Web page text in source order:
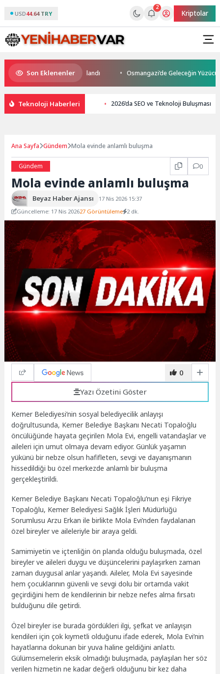
USD44.64 TRY
2
Kriptolar
Son Eklenenler
Yolculuğuna Uğurlandı Osmangazi’de Geleceğin Yüzücüleri
Teknoloji Haberleri 2026’da SEO ve Teknoloji Buluşması
Ana Sayfa Gündem Mola evinde anlamlı buluşma
Gündem 0
Mola evinde anlamlı buluşma
Beyaz Haber Ajansı
17 Nis 2026 15:37
Güncelleme: 17 Nis 202627 Görüntüleme 2 dk.
0
Yazı Özetini Göster
Kemer Belediyesi’nin sosyal belediyecilik anlayışı
doğrultusunda, Kemer Belediye Başkanı Necati Topaloğlu
öncülüğünde hayata geçirilen Mola Evi, engelli vatandaşlar ve
aileleri için umut olmaya devam ediyor. Günlük yaşamın
yükünü bir nebze olsun hafifleten, sevgi ve dayanışmanın
hissedildiği bu özel merkezde anlamlı bir buluşma
gerçekleştirildi.
Kemer Belediye Başkanı Necati Topaloğlu’nun eşi Fikriye
Topaloğlu, Kemer Belediyesi Sağlık İşleri Müdürlüğü
Sorumlusu Arzu Erkan ile birlikte Mola Evi’nden faydalanan
özel bireyler ve aileleriyle bir araya geldi.
Samimiyetin ve içtenliğin ön planda olduğu buluşmada, özel
bireyler ve aileleri duygu ve düşüncelerini paylaşırken zaman
zaman duygusal anlar yaşandı. Aileler, Mola Evi sayesinde
hem çocuklarının güvenli ve sevgi dolu bir ortamda vakit
geçirdiğini hem de kendilerinin bir nebze nefes alma fırsatı
bulduğunu dile getirdi.
Özel bireyler ise burada gördükleri ilgi, şefkat ve anlayışın
kendileri için çok kıymetli olduğunu ifade ederek, Mola Evi’nin
hayatlarına dokunan bir yuva haline geldiğini anlattı.
Gülümsemelerin eksik olmadığı buluşmada, paylaşılan her söz
verilen hizmetin ne kadar değerli olduğunu bir kez daha